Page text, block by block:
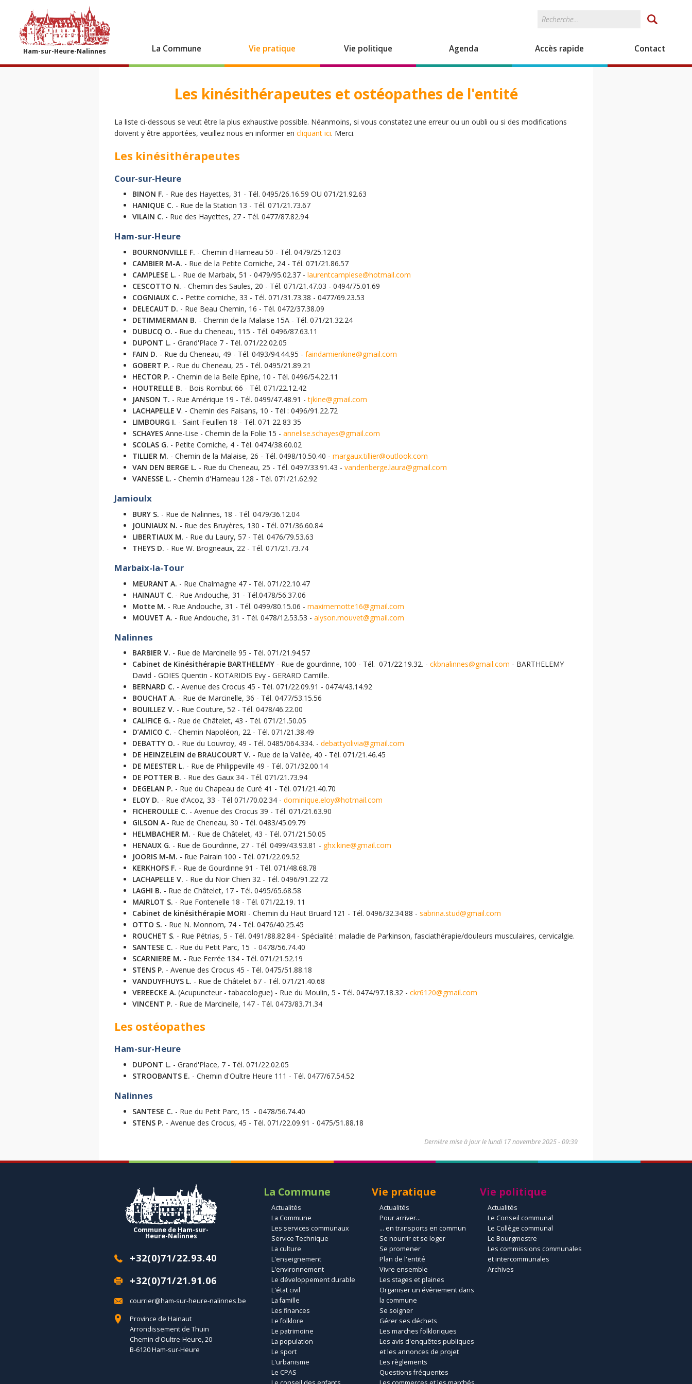
Ham-sur-Heure-Nalinnes La Commune Vie pratique Vie politique Agenda Accès rapide Contact
Formulaire de
recherche
Les kinésithérapeutes et ostéopathes de l'entité
La liste ci-dessous se veut être la plus exhaustive possible. Néanmoins, si vous constatez une erreur ou un oubli ou si des modifications
doivent y être apportées, veuillez nous en informer en cliquant ici. Merci.
Les kinésithérapeutes
Cour-sur-Heure
BINON F. - Rue des Hayettes, 31 - Tél. 0495/26.16.59 OU 071/21.92.63
HANIQUE C. - Rue de la Station 13 - Tél. 071/21.73.67
VILAIN C. - Rue des Hayettes, 27 - Tél. 0477/87.82.94
Ham-sur-Heure
BOURNONVILLE F. - Chemin d'Hameau 50 - Tél. 0479/25.12.03
CAMBIER M-A. - Rue de la Petite Corniche, 24 - Tél. 071/21.86.57
CAMPLESE L. - Rue de Marbaix, 51 - 0479/95.02.37 - laurentcamplese@hotmail.com
CESCOTTO N. - Chemin des Saules, 20 - Tél. 071/21.47.03 - 0494/75.01.69
COGNIAUX C. - Petite corniche, 33 - Tél. 071/31.73.38 - 0477/69.23.53
DELECAUT D. - Rue Beau Chemin, 16 - Tél. 0472/37.38.09
DETIMMERMAN B. - Chemin de la Malaise 15A - Tél. 071/21.32.24
DUBUCQ O. - Rue du Cheneau, 115 - Tél. 0496/87.63.11
DUPONT L. - Grand'Place 7 - Tél. 071/22.02.05
FAIN D. - Rue du Cheneau, 49 - Tél. 0493/94.44.95 - faindamienkine@gmail.com
GOBERT P. - Rue du Cheneau, 25 - Tél. 0495/21.89.21
HECTOR P. - Chemin de la Belle Epine, 10 - Tél. 0496/54.22.11
HOUTRELLE B. - Bois Rombut 66 - Tél. 071/22.12.42
JANSON T. - Rue Amérique 19 - Tél. 0499/47.48.91 -tjkine@gmail.com
LACHAPELLE V. - Chemin des Faisans, 10 - Tél : 0496/91.22.72
LIMBOURG I. - Saint-Feuillen 18 - Tél. 071 22 83 35
SCHAYES Anne-Lise - Chemin de la Folie 15 - annelise.schayes@gmail.com
SCOLAS G. - Petite Corniche, 4 - Tél. 0474/38.60.02
TILLIER M. - Chemin de la Malaise, 26 - Tél. 0498/10.50.40 - margaux.tillier@outlook.com
VAN DEN BERGE L. - Rue du Cheneau, 25 - Tél. 0497/33.91.43 - vandenberge.laura@gmail.com
VANESSE L. - Chemin d'Hameau 128 - Tél. 071/21.62.92
Jamioulx
BURY S. - Rue de Nalinnes, 18 - Tél. 0479/36.12.04
JOUNIAUX N. - Rue des Bruyères, 130 - Tél. 071/36.60.84
LIBERTIAUX M. - Rue du Laury, 57 - Tél. 0476/79.53.63
THEYS D. - Rue W. Brogneaux, 22 - Tél. 071/21.73.74
Marbaix-la-Tour
MEURANT A. - Rue Chalmagne 47 - Tél. 071/22.10.47
HAINAUT C. - Rue Andouche, 31 - Tél.0478/56.37.06
Motte M. - Rue Andouche, 31 - Tél. 0499/80.15.06 - maximemotte16@gmail.com
MOUVET A. - Rue Andouche, 31 - Tél. 0478/12.53.53 - alyson.mouvet@gmail.com
Nalinnes
BARBIER V. - Rue de Marcinelle 95 - Tél. 071/21.94.57
Cabinet de Kinésithérapie BARTHELEMY - Rue de gourdinne, 100 - Tél. 071/22.19.32. - ckbnalinnes@gmail.com - BARTHELEMY
David - GOIES Quentin - KOTARIDIS Evy - GERARD Camille.
BERNARD C. - Avenue des Crocus 45 - Tél. 071/22.09.91 - 0474/43.14.92
BOUCHAT A. - Rue de Marcinelle, 36 - Tél. 0477/53.15.56
BOUILLEZ V. - Rue Couture, 52 - Tél. 0478/46.22.00
CALIFICE G. - Rue de Châtelet, 43 - Tél. 071/21.50.05
D’AMICO C. - Chemin Napoléon, 22 - Tél. 071/21.38.49
DEBATTY O. - Rue du Louvroy, 49 - Tél. 0485/064.334. - debattyolivia@gmail.com
DE HEINZELEIN de BRAUCOURT V. - Rue de la Vallée, 40 - Tél. 071/21.46.45
DE MEESTER L. - Rue de Philippeville 49 - Tél. 071/32.00.14
DE POTTER B. - Rue des Gaux 34 - Tél. 071/21.73.94
DEGELAN P. - Rue du Chapeau de Curé 41 - Tél. 071/21.40.70
ELOY D. - Rue d'Acoz, 33 - Tél 071/70.02.34 - dominique.eloy@hotmail.com
FICHEROULLE C. - Avenue des Crocus 39 - Tél. 071/21.63.90
GILSON A.- Rue de Cheneau, 30 - Tél. 0483/45.09.79
HELMBACHER M. - Rue de Châtelet, 43 - Tél. 071/21.50.05
HENAUX G. - Rue de Gourdinne, 27 - Tél. 0499/43.93.81 - ghx.kine@gmail.com
JOORIS M-M. - Rue Pairain 100 - Tél. 071/22.09.52
KERKHOFS F. - Rue de Gourdinne 91 - Tél. 071/48.68.78
LACHAPELLE V. - Rue du Noir Chien 32 - Tél. 0496/91.22.72
LAGHI B. - Rue de Châtelet, 17 - Tél. 0495/65.68.58
MAIRLOT S. - Rue Fontenelle 18 - Tél. 071/22.19. 11
Cabinet de kinésithérapie MORI - Chemin du Haut Bruard 121 - Tél. 0496/32.34.88 - sabrina.stud@gmail.com
OTTO S. - Rue N. Monnom, 74 - Tél. 0476/40.25.45
ROUCHET S. - Rue Pétrias, 5 - Tél. 0491/88.82.84 - Spécialité : maladie de Parkinson, fasciathérapie/douleurs musculaires, cervicalgie.
SANTESE C. - Rue du Petit Parc, 15 - 0478/56.74.40
SCARNIERE M. - Rue Ferrée 134 - Tél. 071/21.52.19
STENS P. - Avenue des Crocus 45 - Tél. 0475/51.88.18
VANDUYFHUYS L. - Rue de Châtelet 67 - Tél. 071/21.40.68
VEREECKE A. (Acupuncteur - tabacologue) - Rue du Moulin, 5 - Tél. 0474/97.18.32 - ckr6120@gmail.com
VINCENT P. - Rue de Marcinelle, 147 - Tél. 0473/83.71.34
Les ostéopathes
Ham-sur-Heure
DUPONT L. - Grand'Place, 7 - Tél. 071/22.02.05
STROOBANTS E. - Chemin d'Oultre Heure 111 - Tél. 0477/67.54.52
Nalinnes
SANTESE C. - Rue du Petit Parc, 15 - 0478/56.74.40
STENS P. - Avenue des Crocus, 45 - Tél. 071/22.09.91 - 0475/51.88.18
Dernière mise à jour lelundi 17 novembre 2025 - 09:39
Commune de Ham-sur-
Heure-Nalinnes
+32(0)71/22.93.40
+32(0)71/21.91.06
courrier@ham-sur-heure-nalinnes.be
Province de Hainaut
Arrondissement de Thuin
Chemin d'Oultre-Heure, 20
B-6120 Ham-sur-Heure
La Commune
Actualités
La Commune
Les services communaux
Service Technique
La culture
L'enseignement
L'environnement
Le développement durable
L'état civil
La famille
Les finances
Le folklore
Le patrimoine
La population
Le sport
L'urbanisme
Le CPAS
Vie pratique
Actualités
Pour arriver...
... en transports en commun
Se nourrir et se loger
Se promener
Plan de l'entité
Vivre ensemble
Les stages et plaines
Organiser un évènement dans
la commune
Se soigner
Gérer ses déchets
Les marches folkloriques
Les avis d'enquêtes publiques
et les annonces de projet
Les règlements
Questions fréquentes
Vie politique
Actualités
Le Conseil communal
Le Collège communal
Le Bourgmestre
Les commissions communales
et intercommunales
Archives